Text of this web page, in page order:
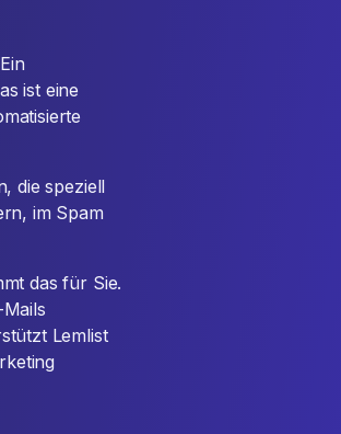
ist eine
die speziell
im Spam
das für Sie.
Lemlist